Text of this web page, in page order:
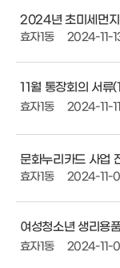
2024년 초미세먼지
효자1동 2024-11-
11월 통장회의 서류
효자1동 2024-11-11
문화누리카드 사업
효자1동 2024-11-
여성청소년 생리용
효자1동 2024-11-